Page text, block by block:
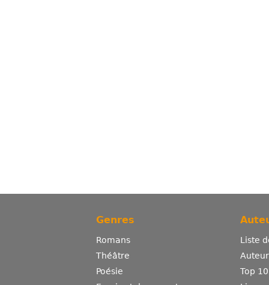
Genres
Romans
Théâtre
Poésie
Liste
Top